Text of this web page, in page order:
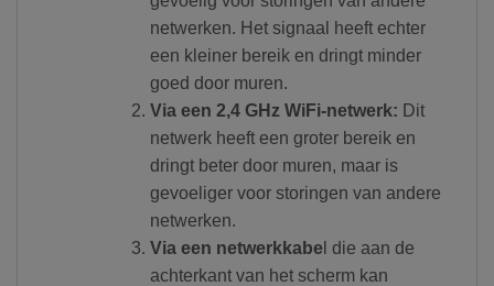
netwerken. Het signaal heeft echter
een kleiner bereik en dringt minder
goed door muren.
Via een 2,4 GHz WiFi-netwerk: Dit
netwerk heeft een groter bereik en
dringt beter door muren, maar is
gevoeliger voor storingen van andere
netwerken.
Via een netwerkkabel die aan de
achterkant van het scherm kan